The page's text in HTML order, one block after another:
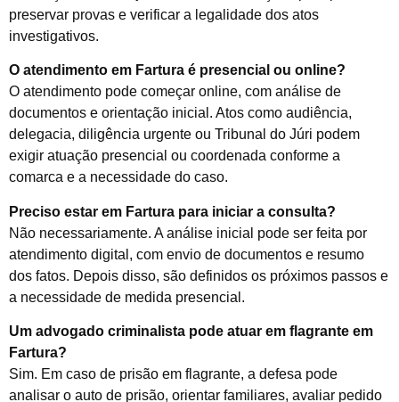
preservar provas e verificar a legalidade dos atos
investigativos.
O atendimento em Fartura é presencial ou online?
O atendimento pode começar online, com análise de
documentos e orientação inicial. Atos como audiência,
delegacia, diligência urgente ou Tribunal do Júri podem
exigir atuação presencial ou coordenada conforme a
comarca e a necessidade do caso.
Preciso estar em Fartura para iniciar a consulta?
Não necessariamente. A análise inicial pode ser feita por
atendimento digital, com envio de documentos e resumo
dos fatos. Depois disso, são definidos os próximos passos e
a necessidade de medida presencial.
Um advogado criminalista pode atuar em flagrante em
Fartura?
Sim. Em caso de prisão em flagrante, a defesa pode
analisar o auto de prisão, orientar familiares, avaliar pedido